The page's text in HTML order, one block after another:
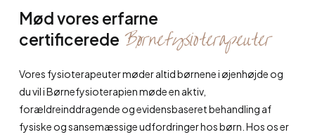
Mød vores erfarne
certificerede Børnefysioterapeuter
Vores fysioterapeuter møder altid børnene i øjenhøjde og
du vil i Børnefysioterapien møde en aktiv,
forældreinddragende og evidensbaseret behandling af
fysiske og sansemæssige udfordringer hos børn. Hos os er